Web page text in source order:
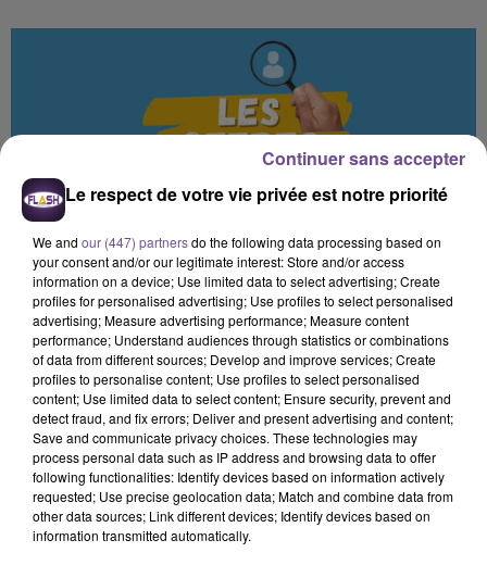
Une entreprise de Poitiers recherche un
vendeur ou vendeuse en accessoires
de la personne.
Une entreprise de Poitiers recherche un vendeur ou vendeuse
Le respect de votre vie privée est notre priorité
We and our (447) partnersdo the following data processing based on
your consent and/or our legitimate interest: Store and/or access
information on a device; Use limited data to select advertising; Create
profiles for personalised advertising; Use profiles to select personalised
advertising; Measure advertising performance; Measure content
performance; Understand audiences through statistics or combinations
of data from different sources; Develop and improve services; Create
profiles to personalise content; Use profiles to select personalised
content; Use limited data to select content; Ensure security, prevent and
detect fraud, and fix errors; Deliver and present advertising and content;
Save and communicate privacy choices. These technologies may
process personal data such as IP address and browsing data to offer
following functionalities: Identify devices based on information actively
requested; Use precise geolocation data; Match and combine data from
other data sources; Link different devices; Identify devices based on
information transmitted automatically.
Continuer sans accepter